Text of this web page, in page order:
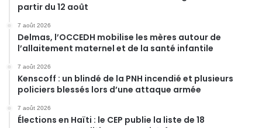
partir du 12 août
7 août 2026
Delmas, l’OCCEDH mobilise les mères autour de
l’allaitement maternel et de la santé infantile
7 août 2026
Kenscoff : un blindé de la PNH incendié et plusieurs
policiers blessés lors d’une attaque armée
7 août 2026
Élections en Haïti : le CEP publie la liste de 18